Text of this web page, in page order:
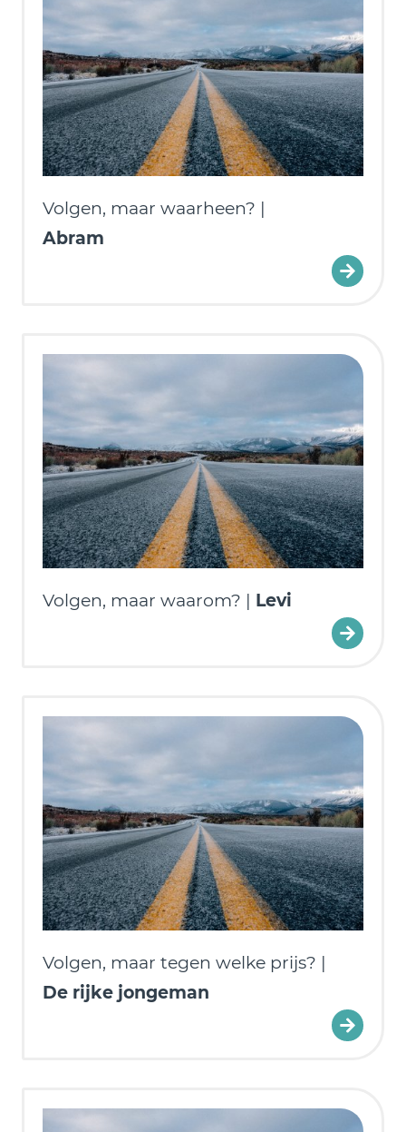
Volgen, maar waarheen? |
Abram
Volgen, maar waarom? | Levi
Volgen, maar tegen welke prijs? |
De rijke jongeman